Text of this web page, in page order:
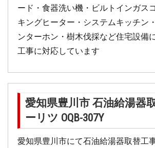
ード・食器洗い機・ビルトインガス
キングヒーター・システムキッチン
ンターホン・樹木伐採など住宅設備
工事に対応しています
愛知県豊川市 石油給湯器
ーリツ OQB-307Y
愛知県豊川市にて石油給湯器取替工